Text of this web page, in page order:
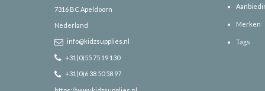
7316 BC Apeldoorn
Nederland
info@kidzsupplies.nl
+31(0)55 75 19 130
+31(0)6 38 50 58 97
Merken
Tags